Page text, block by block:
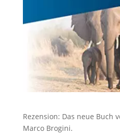
Rezension: Das neue Buch
Marco Brogini.